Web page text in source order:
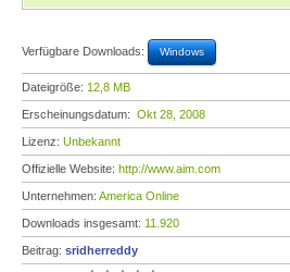
Verfügbare Downloads: Windows
Dateigröße: 12,8 MB
Erscheinungsdatum: Okt 28, 2008
Lizenz: Unbekannt
Offizielle Website: http://www.aim.com
Unternehmen: America Online
Downloads insgesamt: 11.920
Beitrag: sridherreddy